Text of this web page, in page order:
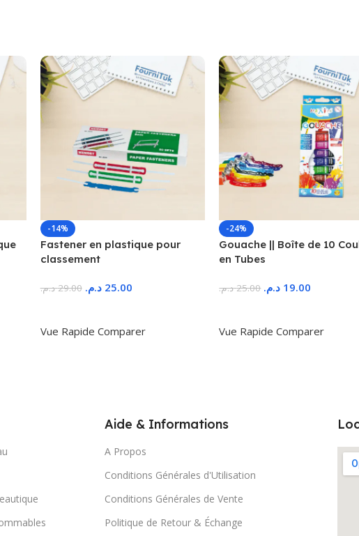
-14%
Fastener en plastique pour
classement
29.00 د.م. 25.00 د.م.
Vue Rapide Comparer
-24%
Gouache || Boîte de 10
en Tubes
25.00 د.م. 19.00 د.م.
Vue Rapide Comparer
Aide & Informations
A Propos
Conditions Générales d'Utilisation
Conditions Générales de Vente
Politique de Retour & Échange